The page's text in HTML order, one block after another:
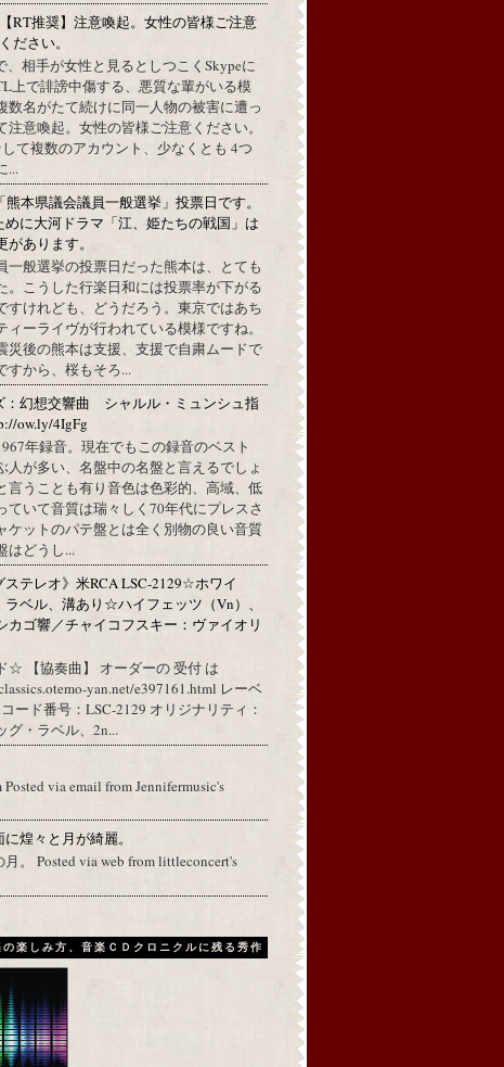
【RT推奨】注意喚起。女性の皆様ご注意
ください。
、相手が女性と見るとしつこくSkypeに
上で誹謗中傷する、悪質な輩がいる模
数名がたて続けに同一人物の被害に遭っ
注意喚起。女性の皆様ご注意ください。
して複数のアカウント、少なくとも 4つ
...
熊本県議会議員一般選挙」投票日です。
めに大河ドラマ「江、姫たちの戦国」は
あります。
一般選挙の投票日だった熊本は、とても
。こうした行楽日和には投票率が下がる
すけれども、どうだろう。東京ではあち
ィーライヴが行われている模様ですね。
災後の熊本は支援、支援で自粛ムードで
すから、桜もそろ...
：幻想交響曲 シャルル・ミュンシュ指
ow.ly/4IgFg
年録音。現在でもこの録音のベスト
人が多い、名盤中の名盤と言えるでしょ
言うことも有り音色は色彩的、高域、低
ていて音質は瑞々しく70年代にプレスさ
ケットのパテ盤とは全く別物の良い音質
はどうし...
ステレオ》米RCA LSC-2129☆ホワイ
ラベル、溝あり☆ハイフェッツ（Vn）、
カゴ響／チャイコフスキー：ヴァイオリ
☆ 【協奏曲】 オーダーの 受付 は
yan.net/e397161.html レーベ
ード番号：LSC-2129 オリジナリティ：
グ・ラベル、2n...
Posted via email from Jennifermusic's
煌々と月が綺麗。
。 Posted via web from littleconcert's
楽しみ方、音楽ＣＤクロニクルに残る秀作